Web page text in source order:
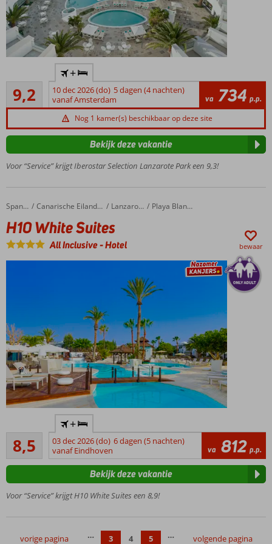
Premium
alert!
Kindvriendelijk
zandstrand
Verwen
jezelf
Star
Prestige
halfpension
of All
9,2
Uitstekend
95
beoordelingen
+
10 dec 2026 (do) 5 dagen (4 nachten)
vanaf Amsterdam
va 734 p.p.
Nog 1 kamer(s) beschikbaar op deze site
Voor “Service” krijgt Iberostar Selection Lanzarote Park een 9,3!
Bekijk deze vakantie
Home Spanje Canarische Eilanden Lanzarote Playa Blanca
H10 White Suites
H10 White Suites
All Inclusive-Hotel bewaar
Kleinschalig
Only Adult
boutique
hotel
Minimum
op
8,5
Aanrader
124
beoordelingen
+
03 dec 2026 (do) 6 dagen (5 nachten)
vanaf Eindhoven
va 812 p.p.
Voor “Service” krijgt H10 White Suites een 8,9!
Bekijk deze vakantie
vorige pagina … 3 4 5 … volgende pagina